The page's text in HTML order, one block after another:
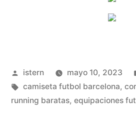
Publicado
por
istern mayo 10, 2023
Etiquetas:
camiseta futbol barcelona,
running baratas, equipaciones